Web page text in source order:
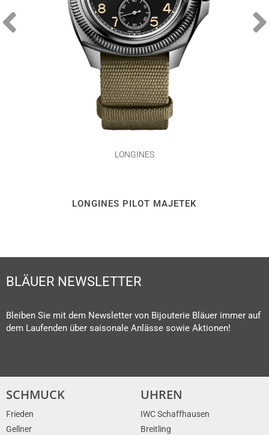
LONGINES
LONGINES PILOT MAJETEK
BLÄUER NEWSLETTER
Bleiben Sie mit dem Newsletter von Bijouterie Bläuer immer auf
dem Laufenden über saisonale Anlässe sowie Aktionen!
SCHMUCK
Frieden
Gellner
UHREN
IWC Schaffhausen
Breitling